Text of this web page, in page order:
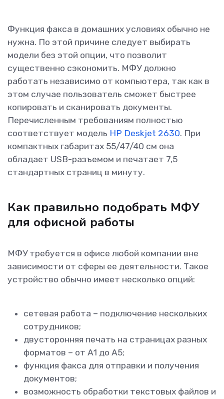
Функция факса в домашних условиях обычно не
нужна. По этой причине следует выбирать
модели без этой опции, что позволит
существенно сэкономить. МФУ должно
работать независимо от компьютера, так как в
этом случае пользователь сможет быстрее
копировать и сканировать документы.
Перечисленным требованиям полностью
соответствует модель HP Deskjet 2630. При
компактных габаритах 55/47/40 см она
обладает USB-разъемом и печатает 7,5
стандартных страниц в минуту.
Как правильно подобрать МФУ
для офисной работы
МФУ требуется в офисе любой компании вне
зависимости от сферы ее деятельности. Такое
устройство обычно имеет несколько опций:
сетевая работа – подключение нескольких
сотрудников;
двусторонняя печать на страницах разных
форматов – от А1 до А5;
функция факса для отправки и получения
документов;
возможность обработки текстовых файлов и